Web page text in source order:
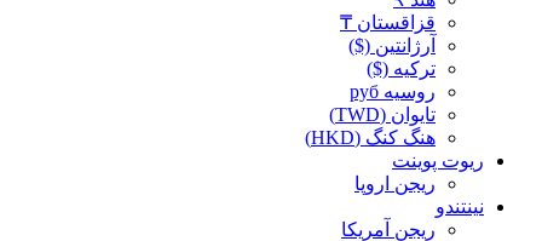
قزاقستان ₸
آرژانتین ($)
ترکیه ($)
روسیه руб
تایوان (TWD)
هنگ کنگ (HKD)
ریوت پوینت
ریجن اروپا
نینتندو
ریجن آمریکا